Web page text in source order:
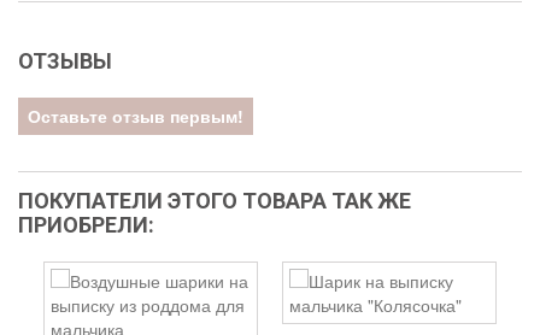
ОТЗЫВЫ
Оставьте отзыв первым!
ПОКУПАТЕЛИ ЭТОГО ТОВАРА ТАК ЖЕ
ПРИОБРЕЛИ: